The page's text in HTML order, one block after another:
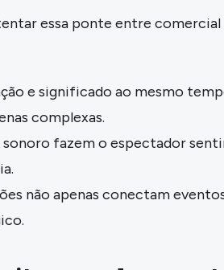
essa ponte entre comercial
e significado ao mesmo
complexas.
sonoro fazem o espectador
não apenas conectam